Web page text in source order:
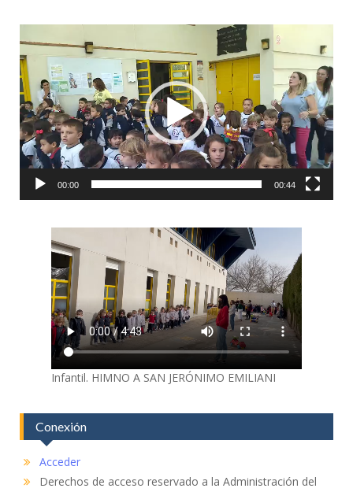
de
vídeo
00:00 00:44
Infantil. HIMNO A SAN JERÓNIMO EMILIANI
Conexión
Acceder
Derechos de acceso reservado a la Administración del